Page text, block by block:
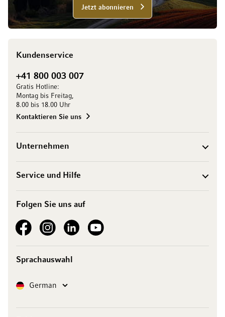
Jetzt abonnieren
Kundenservice
+41 800 003 007
Gratis Hotline:
Montag bis Freitag,
8.00 bis 18.00 Uhr
Kontaktieren Sie uns
Unternehmen
Service und Hilfe
Folgen Sie uns auf
See our FacebookSee our Instagram account
See our LinkedInSee our YouTube channel
Sprachauswahl
SpracheGerman